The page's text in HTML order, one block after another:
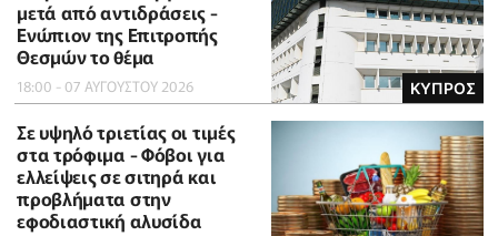
ΚΥΠΡΟΣ
μετά από αντιδράσεις -
Ενώπιον της Επιτροπής
Θεσμών το θέμα
18:00 - 07 ΑΥΓΟΥΣΤΟΥ 2026
Σε υψηλό τριετίας οι τιμές
στα τρόφιμα - Φόβοι για
ελλείψεις σε σιτηρά και
προβλήματα στην
εφοδιαστική αλυσίδα